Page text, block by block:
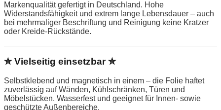
Markenqualität gefertigt in Deutschland. Hohe
Widerstandsfähigkeit und extrem lange Lebensdauer – auch
bei mehrmaliger Beschriftung und Reinigung keine Kratzer
oder Kreide-Rückstände.
✮ Vielseitig einsetzbar ✮
Selbstklebend und magnetisch in einem – die Folie haftet
zuverlässig auf Wänden, Kühlschränken, Türen und
Möbelstücken. Wasserfest und geeignet für Innen- sowie
geschützte Außenbereiche.